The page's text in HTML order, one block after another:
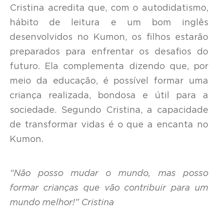
Cristina acredita que, com o autodidatismo,
hábito de leitura e um bom inglês
desenvolvidos no Kumon, os filhos estarão
preparados para enfrentar os desafios do
futuro. Ela complementa dizendo que, por
meio da educação, é possível formar uma
criança realizada, bondosa e útil para a
sociedade. Segundo Cristina, a capacidade
de transformar vidas é o que a encanta no
Kumon.
“Não posso mudar o mundo, mas posso
formar crianças que vão contribuir para um
mundo melhor!” Cristina